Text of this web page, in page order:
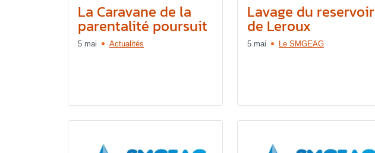
La Caravane de la
parentalité poursuit
5 mai Actualités
Lavage du reservoir
de Leroux
5 mai Le SMGEAG